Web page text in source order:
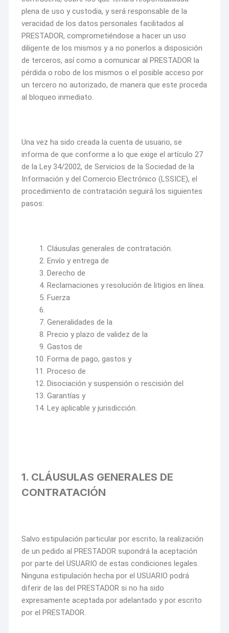
plena de uso y custodia, y será responsable de la
veracidad de los datos personales facilitados al
PRESTADOR, comprometiéndose a hacer un uso
diligente de los mismos y a no ponerlos a disposición
de terceros, así como a comunicar al PRESTADOR la
pérdida o robo de los mismos o el posible acceso por
un tercero no autorizado, de manera que este proceda
al bloqueo inmediato.
Una vez ha sido creada la cuenta de usuario, se
informa de que conforme a lo que exige el artículo 27
de la Ley 34/2002, de Servicios de la Sociedad de la
Información y del Comercio Electrónico (LSSICE), el
procedimiento de contratación seguirá los siguientes
pasos:
Cláusulas generales de contratación.
Envío y entrega de
Derecho de
Reclamaciones y resolución de litigios en línea.
Fuerza
Generalidades de la
Precio y plazo de validez de la
Gastos de
Forma de pago, gastos y
Proceso de
Disociación y suspensión o rescisión del
Garantías y
Ley aplicable y jurisdicción.
1. CLÁUSULAS GENERALES DE
CONTRATACIÓN
Salvo estipulación particular por escrito, la realización
de un pedido al PRESTADOR supondrá la aceptación
por parte del USUARIO de estas condiciones legales.
Ninguna estipulación hecha por el USUARIO podrá
diferir de las del PRESTADOR si no ha sido
expresamente aceptada por adelantado y por escrito
por el PRESTADOR.